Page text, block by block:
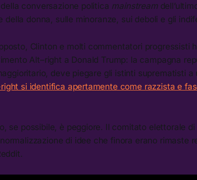
conversazione politica mainstream
della donna, sulle minoranze, sui deboli e gli
Clinton e molti commentatori progressisti
Alt–right a Donald Trump: la campagna
deve piegare gli istinti suprematisti a
right si identifica apertamente come razzista e
se possibile, è peggiore. Il comitato elettorale di
di idee che finora erano rimaste